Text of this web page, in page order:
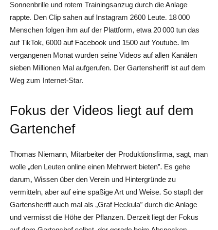
Sonnenbrille und rotem Trainingsanzug durch die Anlage
rappte. Den Clip sahen auf Instagram 2600 Leute. 18 000
Menschen folgen ihm auf der Plattform, etwa 20 000 tun das
auf TikTok, 6000 auf Facebook und 1500 auf Youtube. Im
vergangenen Monat wurden seine Videos auf allen Kanälen
sieben Millionen Mal aufgerufen. Der Gartensheriff ist auf dem
Weg zum Internet-Star.
Fokus der Videos liegt auf dem
Gartenchef
Thomas Niemann, Mitarbeiter der Produktionsfirma, sagt, man
wolle „den Leuten online einen Mehrwert bieten”. Es gehe
darum, Wissen über den Verein und Hintergründe zu
vermitteln, aber auf eine spaßige Art und Weise. So stapft der
Garten­sheriff auch mal als „Graf ­Heckula” durch die Anlage
und vermisst die Höhe der Pflanzen. Derzeit liegt der Fokus